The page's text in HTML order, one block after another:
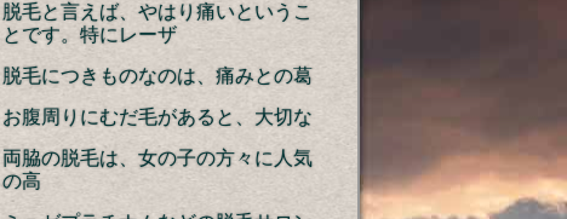
脱毛と言えば、やはり痛いというこ
とです。特にレーザ
脱毛につきものなのは、痛みとの葛
お腹周りにむだ毛があると、大切な
両脇の脱毛は、女の子の方々に人気
の高